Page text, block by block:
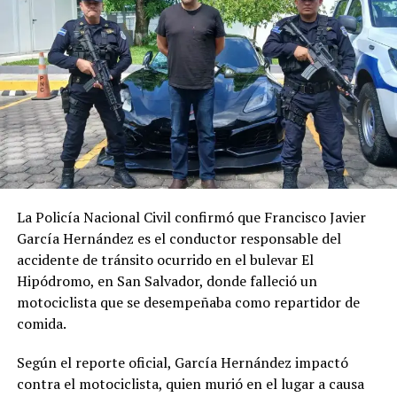
El Salvador con los precios
más bajos de combustibles
en Centroamérica
18 mayo, 2022
En «Economia»
Anuncian nueva alza en los
precios de los combustibles
para la próxima semana
2 junio, 2018
En «Nacionales»
Nueva alza en los precios de
los combustibles
4 junio, 2018
En «Nacionales»
RELATED TOPICS:
UP NEXT
Comparte esto:
Facebook X
Me gusta esto:
La Policía Nacional Civil confirmó que Francisco Javier
García Hernández es el conductor responsable del
accidente de tránsito ocurrido en el bulevar El
Hipódromo, en San Salvador, donde falleció un
motociclista que se desempeñaba como repartidor de
comida.
Según el reporte oficial, García Hernández impactó
contra el motociclista, quien murió en el lugar a causa